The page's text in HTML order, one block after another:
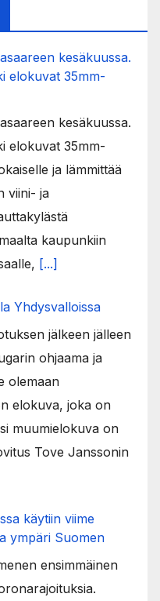
kesäkuussa.
elokuvat 35mm-
kesäkuussa.
elokuvat 35mm-
ja lämmittää
viini- ja
kaupunkiin
[...]
Yhdysvalloissa
jälkeen jälleen
ohjaama ja
olemaan
elokuva, joka on
muumielokuva on
Tove Janssonin
käytiin viime
ympäri Suomen
ensimmäinen